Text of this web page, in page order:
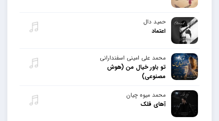
حمید دال
اعتماد
محمد علی امینی اسفندارانی
تو باور خیال من (هوش
مصنوعی)
محمد میوه چیان
آهای فلک